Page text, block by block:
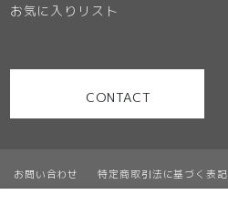
お問い合わせ 特定商取引法に基づく表記
お気に入りリスト
CONTACT